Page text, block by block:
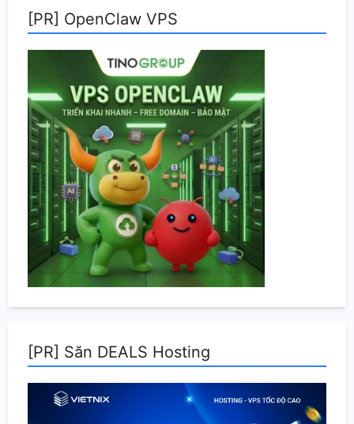
[PR] OpenClaw VPS
[PR] Săn DEALS Hosting